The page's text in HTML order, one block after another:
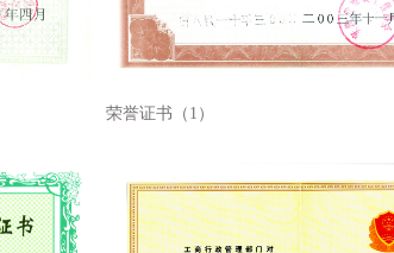
荣誉证书（1）